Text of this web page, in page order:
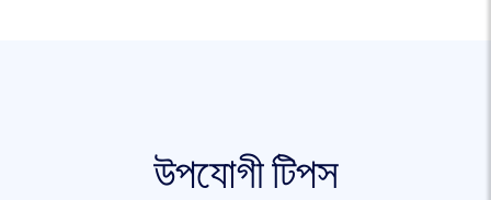
উপযোগী টিপস